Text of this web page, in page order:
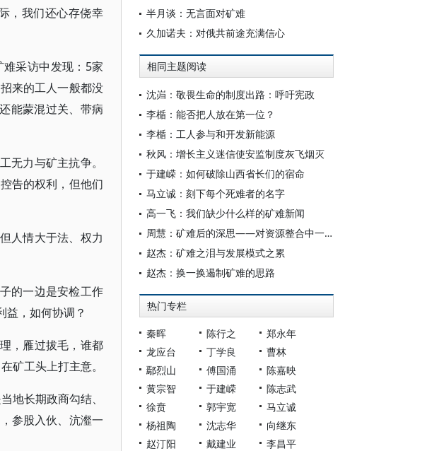
，我们还心存侥幸
难采访中发现：5家
来的工人一般都没
能蒙混过关、带病
无力与矿主抗争。
告的权利，但他们
人情大于法、权力
的一边是安检工作
益，如何协调？
，雁过拔毛，谁都
矿工头上打主意。
地长期政商勾结、
参股入伙、沆瀣一
半月谈：无言面对矿难
久加诺夫：对俄共前途充满信心
相同主题阅读
沈岿：敬畏生命的制度出路：呼吁宪政
李楯：能否把人放在第一位？
李楯：工人参与和开发新能源
秋风：增长主义迷信使安监制度灰飞烟灭
于建嵘：如何破除山西省长们的宿命
马立诚：刻下每个死难者的名字
高一飞：我们缺少什么样的矿难新闻
周慧：矿难后的深思——对资源整合中一些新情况新问题的认识
赵杰：矿难之泪与发展模式之累
赵杰：换一换遏制矿难的思路
热门专栏
秦晖 陈行之
郑永年
龙应台
丁学良
曹林
鄢烈山
傅国涌
陈嘉映
黄宗智
于建嵘
陈志武
徐贲
郭宇宽
马立诚
杨祖陶
沈志华
向继东
赵汀阳
戴建业
李昌平